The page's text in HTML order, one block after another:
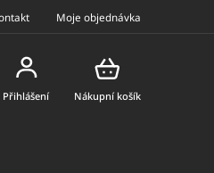
Moje objednávka
Nákupní košík
Přihlášení